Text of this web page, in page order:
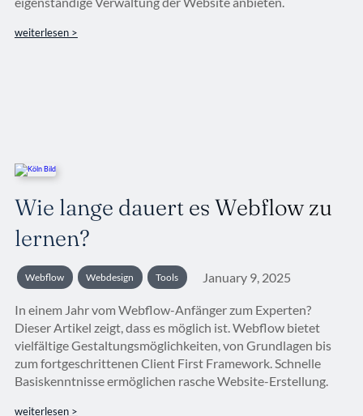
weiterlesen >
Wie lange dauert es Webflow zu
lernen?
Webflow Webdesign Tools January 9, 2025
In einem Jahr vom Webflow-Anfänger zum Experten?
Dieser Artikel zeigt, dass es möglich ist. Webflow bietet
vielfältige Gestaltungsmöglichkeiten, von Grundlagen bis
zum fortgeschrittenen Client First Framework. Schnelle
Basiskenntnisse ermöglichen rasche Website-Erstellung.
weiterlesen >